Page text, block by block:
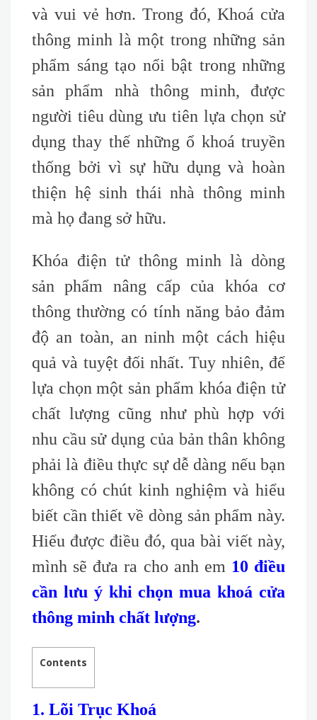
và vui vẻ hơn. Trong đó, Khoá cửa
thông minh là một trong những sản
phẩm sáng tạo nổi bật trong những
sản phẩm nhà thông minh, được
người tiêu dùng ưu tiên lựa chọn sử
dụng thay thế những ổ khoá truyền
thống bởi vì sự hữu dụng và hoàn
thiện hệ sinh thái nhà thông minh
mà họ đang sở hữu.
Khóa điện tử thông minh là dòng
sản phẩm nâng cấp của khóa cơ
thông thường có tính năng bảo đảm
độ an toàn, an ninh một cách hiệu
quả và tuyệt đối nhất. Tuy nhiên, để
lựa chọn một sản phẩm khóa điện tử
chất lượng cũng như phù hợp với
nhu cầu sử dụng của bản thân không
phải là điều thực sự dễ dàng nếu bạn
không có chút kinh nghiệm và hiểu
biết cần thiết về dòng sản phẩm này.
Hiểu được điều đó, qua bài viết này,
mình sẽ đưa ra cho anh em 10 điều
cần lưu ý khi chọn mua khoá cửa
thông minh chất lượng.
Contents
1. Lõi Trục Khoá